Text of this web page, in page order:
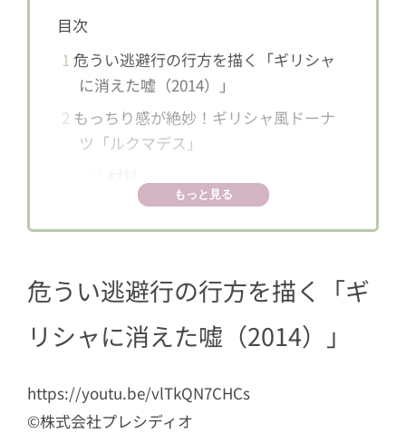
目次
1 危うい逃避行の行方を描く「ギリシャ
に消えた嘘（2014）」
2 もっちり感が絶妙！ギリシャ風ドーナ
ツ「ルクマデス」
作り方
もっと見る
危うい逃避行の行方を描く「ギ
リシャに消えた嘘（2014）」
https://youtu.be/vlTkQN7CHCs
©︎株式会社プレシディオ